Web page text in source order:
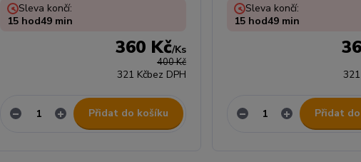
400 Kč
360 Kč/Ks
321 Kčbez DPH
Sleva končí:
15 hod49 min
Přidat do košíku
Sleva končí:
15hod49min
Přidat